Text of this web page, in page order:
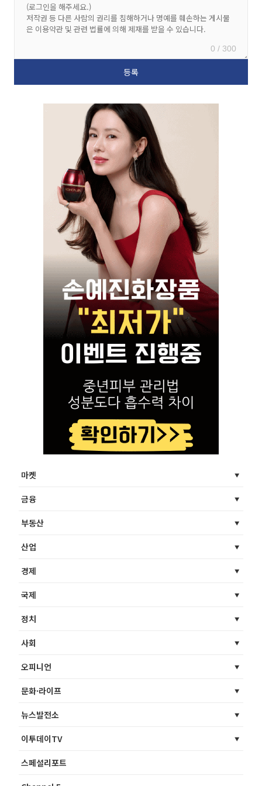
0 / 300
마켓
금융
부동산
산업
경제
국제
정치
사회
오피니언
문화·라이프
뉴스발전소
이투데이TV
스페셜리포트